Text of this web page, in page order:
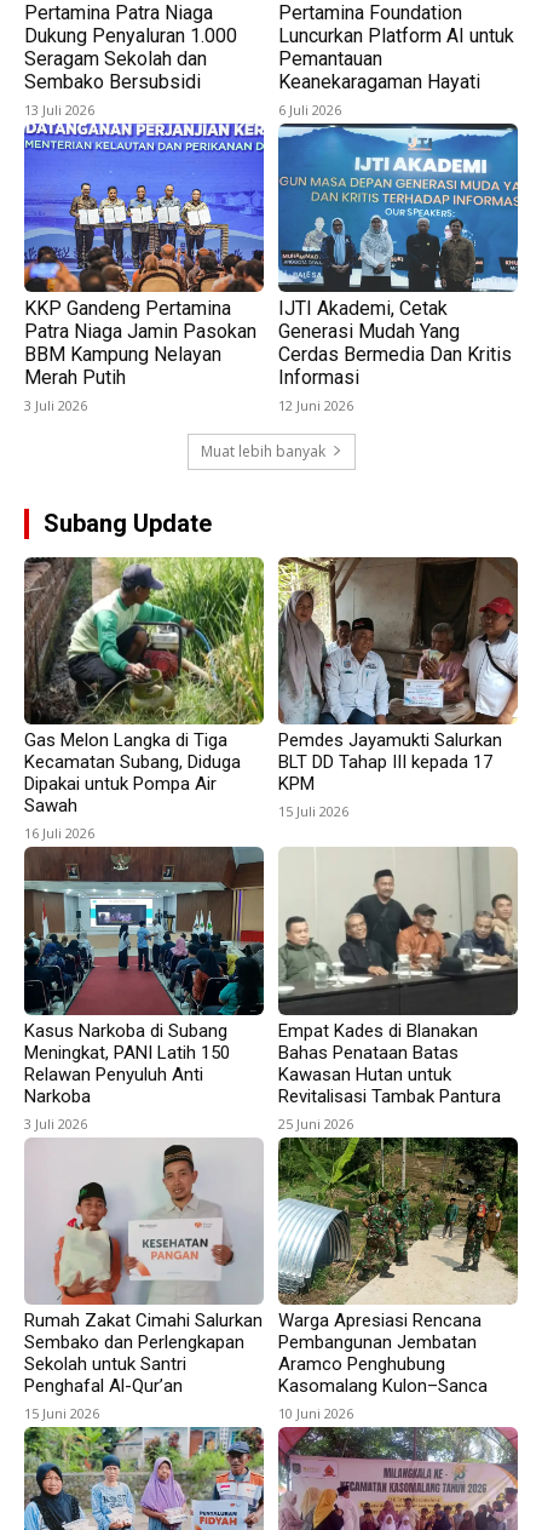
Pertamina Patra Niaga
Dukung Penyaluran 1.000
Seragam Sekolah dan
Sembako Bersubsidi
13 Juli 2026
Pertamina Foundation
Luncurkan Platform AI untuk
Pemantauan
Keanekaragaman Hayati
6 Juli 2026
KKP Gandeng Pertamina
Patra Niaga Jamin Pasokan
BBM Kampung Nelayan
Merah Putih
3 Juli 2026
IJTI Akademi, Cetak
Generasi Mudah Yang
Cerdas Bermedia Dan Kritis
Informasi
12 Juni 2026
Muat lebih banyak
Subang Update
Gas Melon Langka di Tiga
Kecamatan Subang, Diduga
Dipakai untuk Pompa Air
Sawah
16 Juli 2026
Pemdes Jayamukti Salurkan
BLT DD Tahap III kepada 17
KPM
15 Juli 2026
Kasus Narkoba di Subang
Meningkat, PANI Latih 150
Relawan Penyuluh Anti
Narkoba
3 Juli 2026
Empat Kades di Blanakan
Bahas Penataan Batas
Kawasan Hutan untuk
Revitalisasi Tambak Pantura
25 Juni 2026
Rumah Zakat Cimahi Salurkan
Sembako dan Perlengkapan
Sekolah untuk Santri
Penghafal Al-Qur’an
15 Juni 2026
Warga Apresiasi Rencana
Pembangunan Jembatan
Aramco Penghubung
Kasomalang Kulon–Sanca
10 Juni 2026